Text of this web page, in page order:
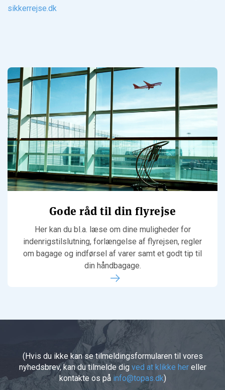
sikkerrejse.dk
Gode råd til din flyrejse
Her kan du bl.a. læse om dine muligheder for
indenrigstilslutning, forlængelse af flyrejsen, regler
om bagage og indførsel af varer samt et godt tip til
din håndbagage.
(Hvis du ikke kan se tilmeldingsformularen til vores
nyhedsbrev, kan du tilmelde dig ved at klikke hereller
kontakte os på info@topas.dk)